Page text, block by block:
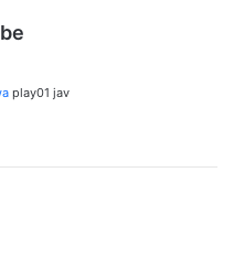
play01 jav